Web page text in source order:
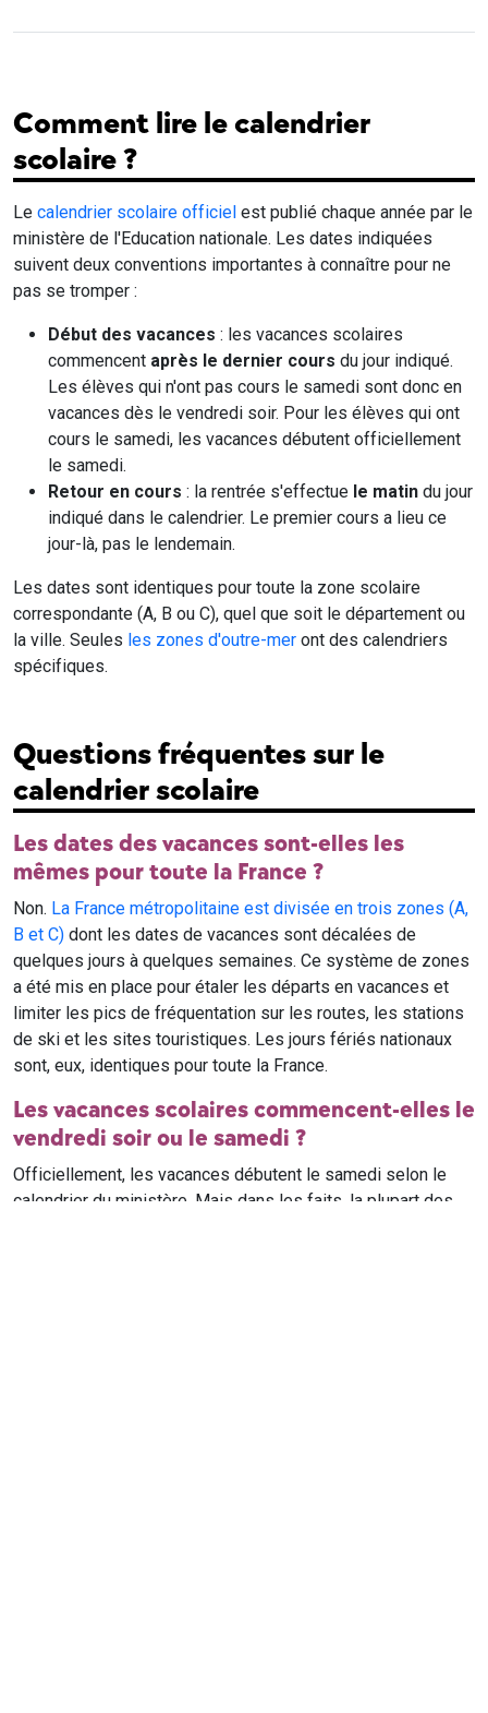
Comment lire le calendrier
scolaire ?
Le calendrier scolaire officiel est publié chaque année par le
ministère de l'Education nationale. Les dates indiquées
suivent deux conventions importantes à connaître pour ne
pas se tromper :
Début des vacances : les vacances scolaires
commencent après le dernier cours du jour indiqué.
Les élèves qui n'ont pas cours le samedi sont donc en
vacances dès le vendredi soir. Pour les élèves qui ont
cours le samedi, les vacances débutent officiellement
le samedi.
Retour en cours : la rentrée s'effectue le matin du jour
indiqué dans le calendrier. Le premier cours a lieu ce
jour-là, pas le lendemain.
Les dates sont identiques pour toute la zone scolaire
correspondante (A, B ou C), quel que soit le département ou
la ville. Seules les zones d'outre-mer ont des calendriers
spécifiques.
Questions fréquentes sur le
calendrier scolaire
Les dates des vacances sont-elles les
mêmes pour toute la France ?
Non. La France métropolitaine est divisée en trois zones (A,
B et C) dont les dates de vacances sont décalées de
quelques jours à quelques semaines. Ce système de zones
a été mis en place pour étaler les départs en vacances et
limiter les pics de fréquentation sur les routes, les stations
de ski et les sites touristiques. Les jours fériés nationaux
sont, eux, identiques pour toute la France.
Les vacances scolaires commencent-elles le
vendredi soir ou le samedi ?
Officiellement, les vacances débutent le samedi selon le
calendrier du ministère. Mais dans les faits, la plupart des